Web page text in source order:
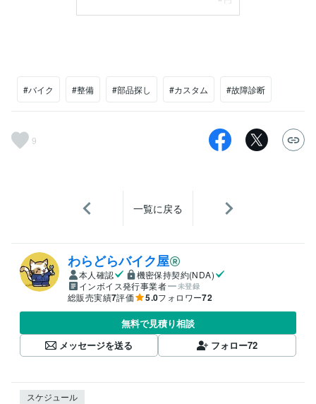
#バイク #整備 #部品探し #カスタム #故障診断
9
一覧に戻る
わらどらバイク屋
本人確認
機密保持契約(NDA)
インボイス発行事業者
未登録
総販売実績7評価 5.0フォロワー72
無料で見積り相談
メッセージを送る
フォロー72
スケジュール